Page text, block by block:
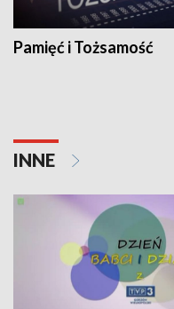
Pamięć i Tożsamość
INNE